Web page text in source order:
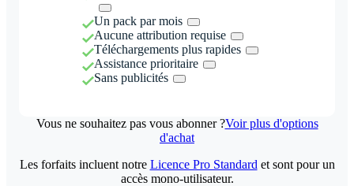
Un pack par mois
Aucune attribution requise
Téléchargements plus rapides
Assistance prioritaire
Sans publicités
Vous ne souhaitez pas vous abonner ?Voir plus d'options
d'achat
Les forfaits incluent notre Licence Pro Standard et sont pour un
accès mono-utilisateur.